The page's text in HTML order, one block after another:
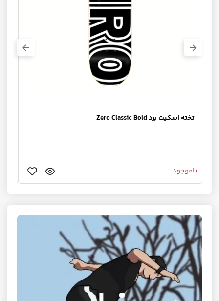
تخته اسکیت برد Zero Classic Bold
ناموجود